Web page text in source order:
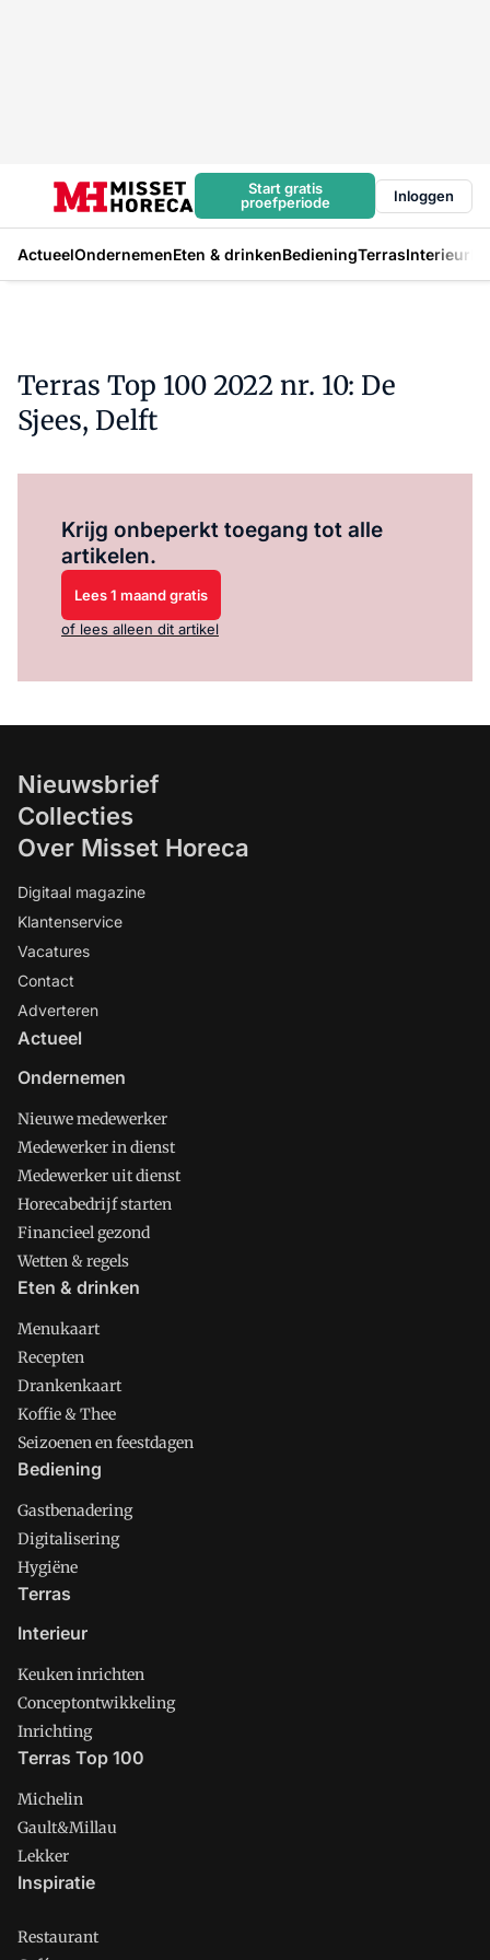
Start gratis
proefperiode
Inloggen
ActueelOndernemenEten & drinkenBedieningTerrasInterieur
Terras Top 100 2022 nr. 10: De
Sjees, Delft
Krijg onbeperkt toegang tot alle
artikelen.
Lees 1 maand gratis
of lees alleen dit artikel
Nieuwsbrief
Collecties
Over Misset Horeca
Digitaal magazine
Klantenservice
Vacatures
Contact
Adverteren
Actueel
Ondernemen
Nieuwe medewerker
Medewerker in dienst
Medewerker uit dienst
Horecabedrijf starten
Financieel gezond
Wetten & regels
Eten & drinken
Menukaart
Recepten
Drankenkaart
Koffie & Thee
Seizoenen en feestdagen
Bediening
Gastbenadering
Digitalisering
Hygiëne
Terras
Interieur
Keuken inrichten
Conceptontwikkeling
Inrichting
Terras Top 100
Michelin
Gault&Millau
Lekker
Inspiratie
Restaurant